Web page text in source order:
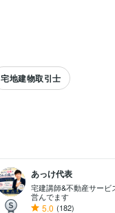
宅地建物取引士
あっけ代表
宅建講師&不動産サービ
営んでます
5.0 (182)